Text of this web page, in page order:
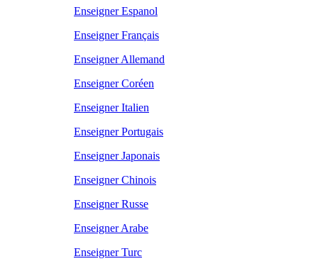
Enseigner Espanol
Enseigner Français
Enseigner Allemand
Enseigner Coréen
Enseigner Italien
Enseigner Portugais
Enseigner Japonais
Enseigner Chinois
Enseigner Russe
Enseigner Arabe
Enseigner Turc